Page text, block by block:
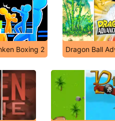
Boxing 2 Dragon Ball